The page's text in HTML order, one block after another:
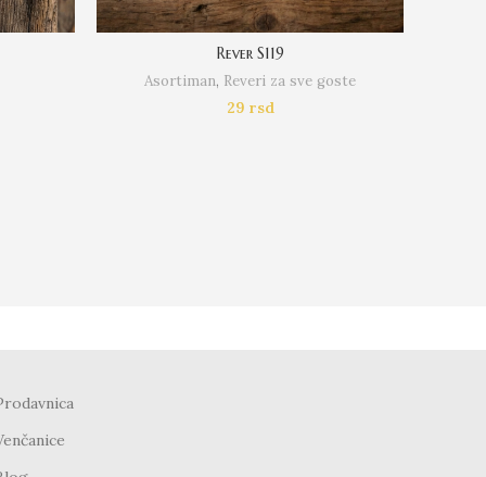
Rever S119
Asortiman, Reveri za sve goste
29 rsd